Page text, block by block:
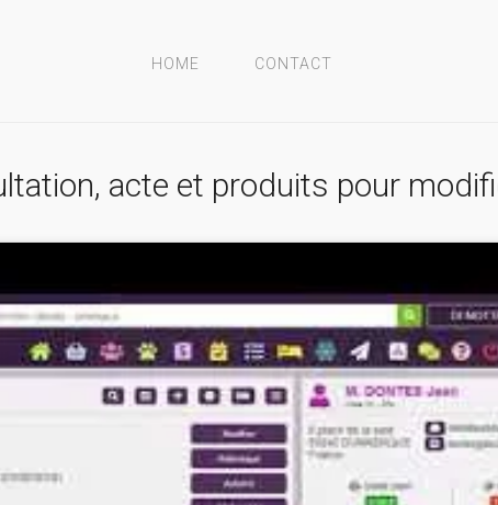
HOME CONTACT
acte et produits pour